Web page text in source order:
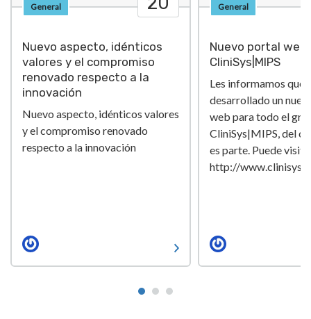
General
Nuevo aspecto, idénticos
valores y el compromiso
renovado respecto a la
innovación
Nuevo aspecto, idénticos valores
y el compromiso renovado
respecto a la innovación
General
Nuevo portal web
CliniSys|MIPS
Les informamos que
desarrollado un
web para todo el
CliniSys|MIPS, del
es parte. Puede
http://